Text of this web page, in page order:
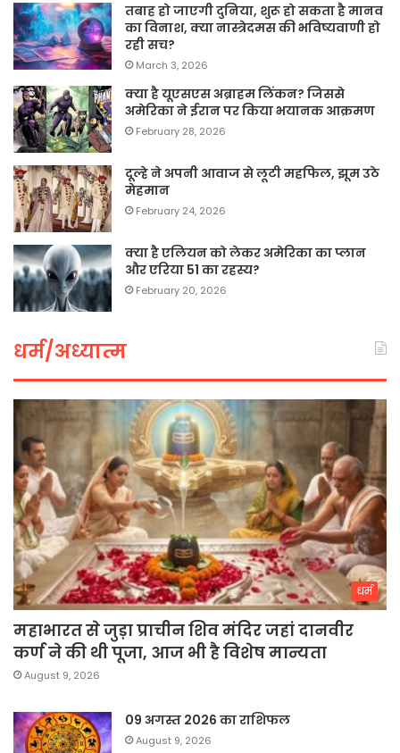
तबाह हो जाएगी दुनिया, शुरू हो सकता है मानव
का विनाश, क्या नास्त्रेदमस की भविष्यवाणी हो
रही सच?
March 3, 2026
क्या है यूएसएस अब्राहम लिंकन? जिससे
अमेरिका ने ईरान पर किया भयानक आक्रमण
February 28, 2026
दूल्हे ने अपनी आवाज से लूटी महफिल, झूम उठे
मेहमान
February 24, 2026
क्या है एलियन को लेकर अमेरिका का प्लान
और एरिया 51 का रहस्य?
February 20, 2026
धर्म/अध्यात्म
धर्म
महाभारत से जुड़ा प्राचीन शिव मंदिर जहां दानवीर
कर्ण ने की थी पूजा, आज भी है विशेष मान्यता
August 9, 2026
09 अगस्त 2026 का राशिफल
August 9, 2026